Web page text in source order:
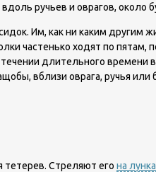
ручьев и оврагов, около
Им, как ни каким
частенько ходят по пятам,
длительного
вблизи оврага, ручья
тетерев. Стреляют его на